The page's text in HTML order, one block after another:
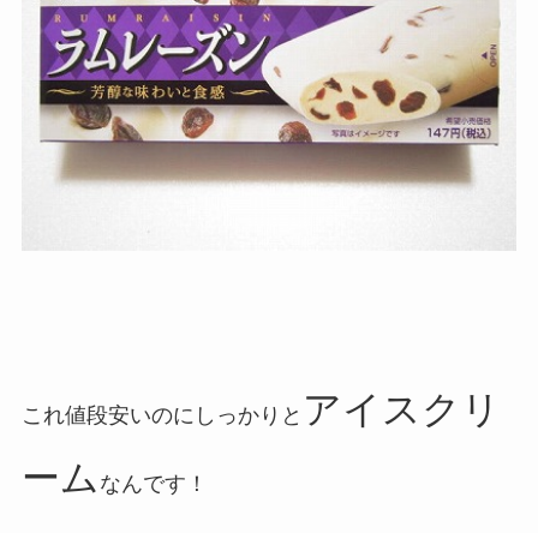
これ値段安いのにしっかりと アイスクリ
ーム なんです！